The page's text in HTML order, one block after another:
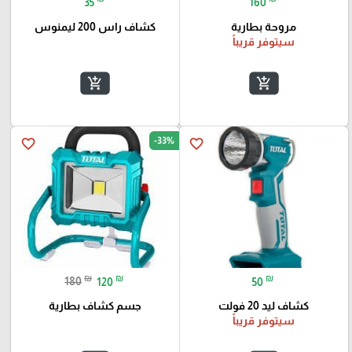
مروحة بطارية
سيتوفر قريباً
add_shopping_cart
كشاف راس 200 ليمنوس
add_shopping_cart
favorite_border
50 ₪
كشاف ليد 20 فولت
سيتوفر قريباً
favorite_border -33%
180 ₪ 120 ₪
جسم كشاف بطارية